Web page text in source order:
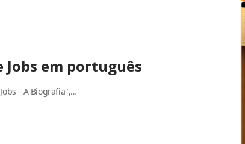
em português
- A Biografia",…